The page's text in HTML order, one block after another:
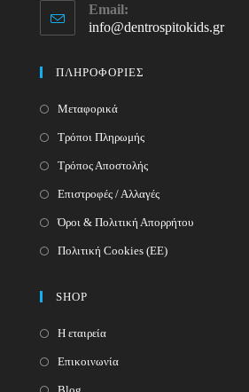
in
your
Email:
info@dentrospitokids.grOpens
ΠΛΗΡΟΦΟΡΙΕΣ
Μεταφορικά
Τρόποι Πληρωμής
Τρόπος Αποστολής
Επιστροφές / Αλλαγές
Όροι & Πολιτική Απορρήτου
Πολιτική Cookies (ΕΕ)
SHOP
Η εταιρεία
Επικοινωνία